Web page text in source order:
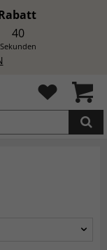
38
Sekunden